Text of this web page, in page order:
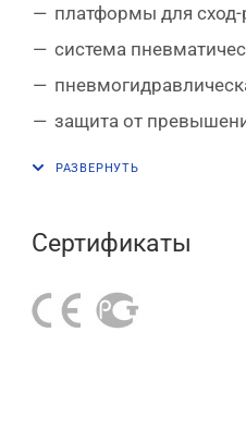
платформы для сход-
система
защита от
в комплекте
Сертификаты